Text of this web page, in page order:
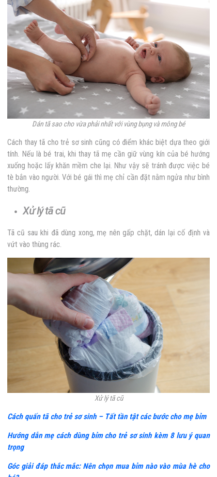
Dán tã sao cho vừa phải nhất với vùng bụng và mông bé
Cách thay tã cho trẻ sơ sinh cũng có điểm khác biệt dựa theo giới
tính. Nếu là bé trai, khi thay tã mẹ cần giữ vùng kín của bé hướng
xuống hoặc lấy khăn mềm che lại. Như vậy sẽ tránh được việc bé
tè bắn vào người. Với bé gái thì mẹ chỉ cần đặt nằm ngửa như bình
thường.
Xử lý tã cũ
Tã cũ sau khi đã dùng xong, mẹ nên gấp chặt, dán lại cố định và
vứt vào thùng rác.
Xử lý tã cũ
Cách quấn tã cho trẻ sơ sinh – Tất tần tật các bước cho mẹ bỉm
Hướng dẫn mẹ cách dùng bỉm cho trẻ sơ sinh kèm 8 lưu ý quan
trọng
Góc giải đáp thắc mắc: Nên chọn mua bỉm nào vào mùa hè cho